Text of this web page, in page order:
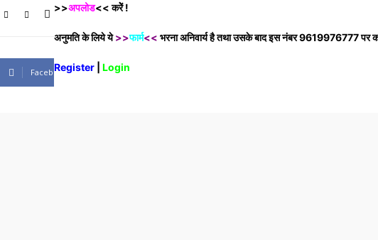
Facebook X
>>अपलोड<< करेेें !
अनुमति के लिये ये>>फार्म<< भरना अनिवार्य है तथा उसके बाद इस नंबर 9619976777 पर
Register Login